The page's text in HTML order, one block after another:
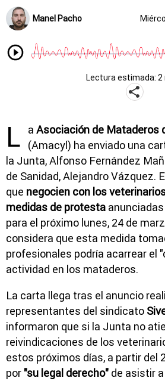
Manel Pacho
Lectura estimada: 2
L a Asociación de Mataderos
(Amacyl) ha enviado una
la Junta, Alfonso Fernández
de Sanidad, Alejandro Vázquez.
que negocien con los
medidas de protesta
para el próximo lunes, 24 de
considera que esta medida
profesionales podría acarrear el
actividad en los mataderos.
La carta llega tras el anuncio
representantes del sindicato
informaron que si la Junta no
reivindicaciones de los
estos próximos días, a partir del
por "su legal derecho" de asistir